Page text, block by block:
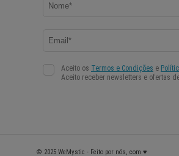
© 2025 WeMystic - Feito por nós, com ♥